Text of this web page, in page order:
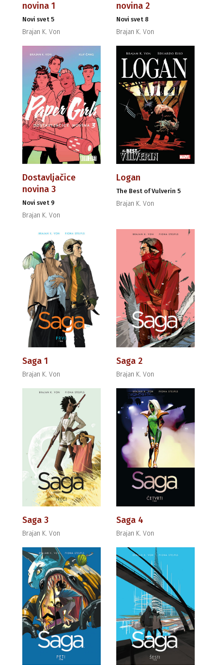
novina 1
Novi svet 5
Brajan K. Von
novina 2
Novi svet 8
Brajan K. Von
Dostavljačice
novina 3
Novi svet 9
Brajan K. Von
Logan
The Best of Vulverin 5
Brajan K. Von
Saga 1
Brajan K. Von
Saga 2
Brajan K. Von
Saga 3
Brajan K. Von
Saga 4
Brajan K. Von